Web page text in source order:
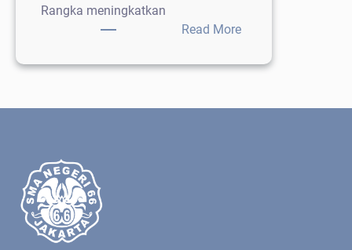
Rangka meningkatkan
Read More:
Pramuka